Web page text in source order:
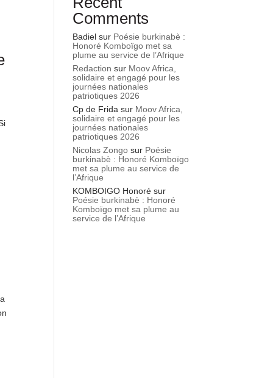
Comments
Badiel sur Poésie burkinabè :
Honoré Komboïgo met sa
plume au service de l’Afrique
Redaction sur Moov Africa,
solidaire et engagé pour les
journées nationales
patriotiques 2026
Cp de Frida sur Moov Africa,
solidaire et engagé pour les
journées nationales
patriotiques 2026
Nicolas Zongo sur Poésie
burkinabè : Honoré Komboïgo
met sa plume au service de
l’Afrique
KOMBOIGO Honoré sur
Poésie burkinabè : Honoré
Komboïgo met sa plume au
service de l’Afrique